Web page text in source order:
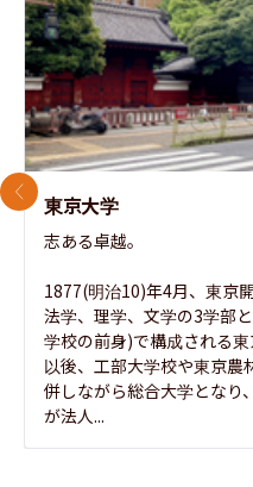
東京大学
志ある卓越。
1877(明治10)年4月、東京
法学、理学、文学の3学部
学校の前身)で構成される東
以後、工部大学校や東京農
併しながら総合大学となり
が法人...
前のスライド